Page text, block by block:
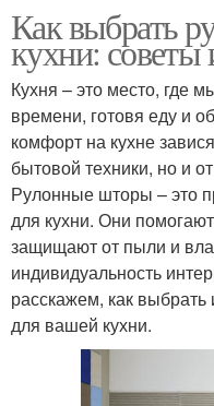
Как выбрать
кухни: советы
Кухня – это место, где
времени, готовя еду и
комфорт на кухне
бытовой техники, но и
Рулонные шторы – это
для кухни. Они
защищают от пыли и
индивидуальность
расскажем, как
для вашей кухни.